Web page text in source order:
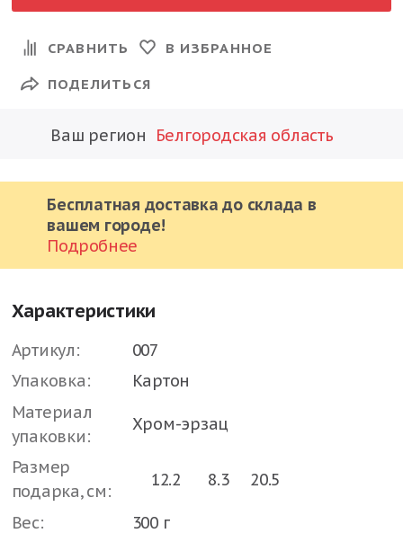
СРАВНИТЬ В ИЗБРАННОЕ
ПОДЕЛИТЬСЯ
Ваш регион Белгородская область
Бесплатная доставка до склада в
вашем городе!
Подробнее
Характеристики
Артикул:
007
Упаковка:
Картон
Материал
упаковки:
Хром-эрзац
Размер
подарка, см:
12.2 8.3 20.5
Вес: 300 г